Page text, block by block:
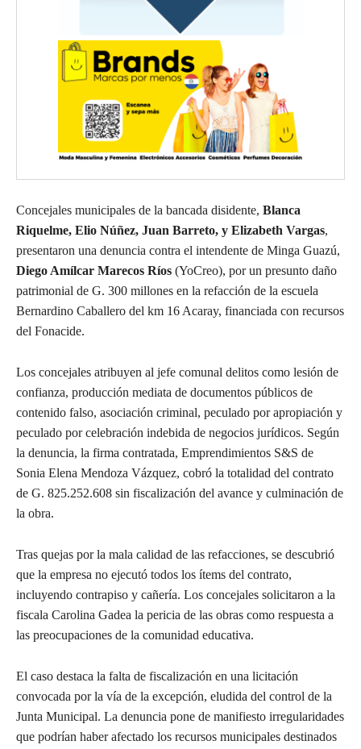
Concejales municipales de la bancada disidente, Blanca
Riquelme, Elio Núñez, Juan Barreto, y Elizabeth Vargas,
presentaron una denuncia contra el intendente de Minga Guazú,
Diego Amílcar Marecos Ríos (YoCreo), por un presunto daño
patrimonial de G. 300 millones en la refacción de la escuela
Bernardino Caballero del km 16 Acaray, financiada con recursos
del Fonacide.
Los concejales atribuyen al jefe comunal delitos como lesión de
confianza, producción mediata de documentos públicos de
contenido falso, asociación criminal, peculado por apropiación y
peculado por celebración indebida de negocios jurídicos. Según
la denuncia, la firma contratada, Emprendimientos S&S de
Sonia Elena Mendoza Vázquez, cobró la totalidad del contrato
de G. 825.252.608 sin fiscalización del avance y culminación de
la obra.
Tras quejas por la mala calidad de las refacciones, se descubrió
que la empresa no ejecutó todos los ítems del contrato,
incluyendo contrapiso y cañería. Los concejales solicitaron a la
fiscala Carolina Gadea la pericia de las obras como respuesta a
las preocupaciones de la comunidad educativa.
El caso destaca la falta de fiscalización en una licitación
convocada por la vía de la excepción, eludida del control de la
Junta Municipal. La denuncia pone de manifiesto irregularidades
que podrían haber afectado los recursos municipales destinados